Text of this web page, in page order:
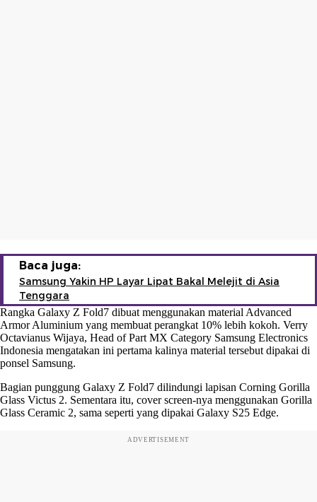
Baca juga:
Samsung Yakin HP Layar Lipat Bakal Melejit di Asia
Tenggara
Rangka Galaxy Z Fold7 dibuat menggunakan material Advanced
Armor Aluminium yang membuat perangkat 10% lebih kokoh. Verry
Octavianus Wijaya, Head of Part MX Category Samsung Electronics
Indonesia mengatakan ini pertama kalinya material tersebut dipakai di
ponsel Samsung.
Bagian punggung Galaxy Z Fold7 dilindungi lapisan Corning Gorilla
Glass Victus 2. Sementara itu, cover screen-nya menggunakan Gorilla
Glass Ceramic 2, sama seperti yang dipakai Galaxy S25 Edge.
ADVERTISEMENT